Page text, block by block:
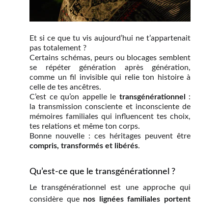
Et si ce que tu vis aujourd’hui ne t’appartenait
pas totalement ?
Certains schémas, peurs ou blocages semblent
se répéter génération après génération,
comme un fil invisible qui relie ton histoire à
celle de tes ancêtres.
C’est ce qu’on appelle le transgénérationnel
:
la transmission consciente et inconsciente de
mémoires familiales qui influencent tes choix,
tes relations et même ton corps.
Bonne nouvelle : ces héritages peuvent être
compris, transformés et libérés.
Qu’est-ce que le transgénérationnel ?
Le transgénérationnel est une approche qui
considère que nos lignées familiales portent